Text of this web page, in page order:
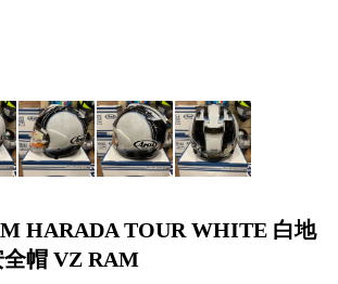
HARADA TOUR WHITE 白地
全帽 VZ RAM